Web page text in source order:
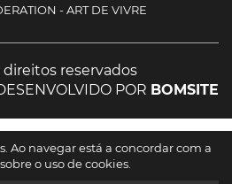
- ART DE VIVRE
direitos reservados
POR BOMSITE
por:
Ao navegar está a concordar com a
o uso de cookies.